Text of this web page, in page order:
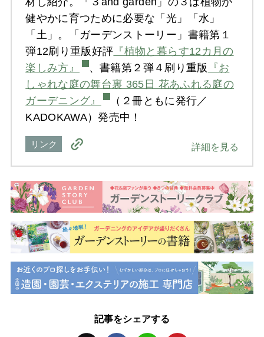
健やかに育つために必要な「光」「水」
「土」。「ガーデンストーリー」書籍第１
弾12刷り重版好評 『植物と暮らす12カ月の
楽しみ方』
、書籍第２弾４刷り重版
『お
しゃれな庭の舞台裏 365日 花あふれる庭の
ガーデニング』
（２冊ともに発行／
KADOKAWA）発売中！
リンク 詳細を見る
記事をシェアする